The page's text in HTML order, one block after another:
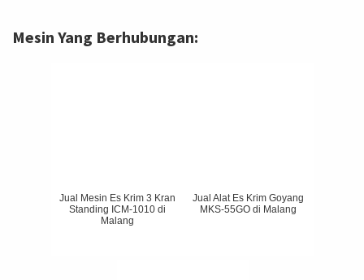
Mesin Yang Berhubungan:
Jual Mesin Es Krim 3 Kran
Standing ICM-1010 di
Malang
Jual Alat Es Krim Goyang
MKS-55GO di Malang